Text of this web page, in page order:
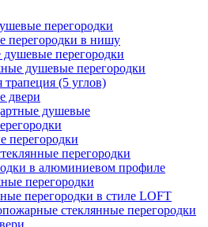
перегородки
перегородки в нишу
душевые перегородки
душевые перегородки
трапеция (5 углов)
двери
душевые
перегородки
перегородки
в алюминиевом профиле
перегородки
перегородки в стиле LOFT
стеклянные перегородки